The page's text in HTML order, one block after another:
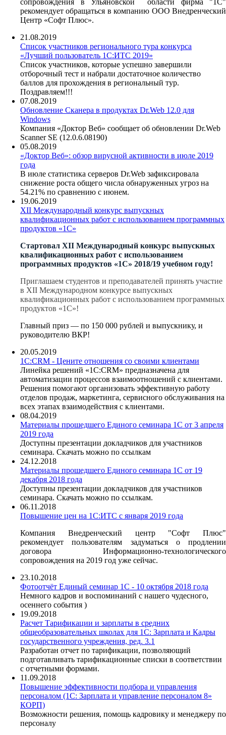
рекомендует обращаться в компанию ООО Внедренческий
Центр «Софт Плюс».
21.08.2019
Список участников регионального тура конкурса
«Лучший пользователь 1С:ИТС 2019»
Список участников, которые успешно завершили
отборочный тест и набрали достаточное количество
баллов для прохождения в региональный тур.
Поздравляем!!!
07.08.2019
Обновление Сканера в продуктах Dr.Web 12.0 для
Windows
Компания «Доктор Веб» сообщает об обновлении Dr.Web
Scanner SE (12.0.6.08190)
05.08.2019
«Доктор Веб»: обзор вирусной активности в июле 2019
года
В июле статистика серверов Dr.Web зафиксировала
снижение роста общего числа обнаруженных угроз на
54.21% по сравнению с июнем.
19.06.2019
XII Международный конкурс выпускных
квалификационных работ с использованием программных
продуктов «1С»
Стартовал XII Международный конкурс выпускных
квалификационных работ с использованием
программных продуктов «1С» 2018/19 учебном году!
Приглашаем студентов и преподавателей принять участие
в XII Международном конкурсе выпускных
квалификационных работ с использованием программных
продуктов «1С»!
Главный приз — по 150 000 рублей и выпускнику, и
руководителю ВКР!
20.05.2019
1С:CRM - Цените отношения со своими клиентами
Линейка решений «1С:CRM» предназначена для
автоматизации процессов взаимоотношений с клиентами.
Решения помогают организовать эффективную работу
отделов продаж, маркетинга, сервисного обслуживания на
всех этапах взаимодействия с клиентами.
08.04.2019
Материалы прошедшего Единого семинара 1С от 3 апреля
2019 года
Доступны презентации докладчиков для участников
семинара. Скачать можно по ссылкам
24.12.2018
Материалы прошедшего Единого семинара 1С от 19
декабря 2018 года
Доступны презентации докладчиков для участников
семинара. Скачать можно по ссылкам.
06.11.2018
Повышение цен на 1С:ИТС с января 2019 года
Компания Внедренческий центр "Софт Плюс"
рекомендует пользователям задуматься о продлении
договора Информационно-технологического
сопровождения на 2019 год уже сейчас.
23.10.2018
Фотоотчёт Единый семинар 1С - 10 октября 2018 года
Немного кадров и воспоминаний с нашего чудесного,
осеннего события )
19.09.2018
Расчет Тарификации и зарплаты в средних
общеобразовательных школах для 1С: Зарплата и Кадры
государственного учреждения, ред. 3.1
Разработан отчет по тарификации, позволяющий
подготавливать тарификационные списки в соответствии
с отчетными формами.
11.09.2018
Повышение эффективности подбора и управления
персоналом (1С: Зарплата и управление персоналом 8»
КОРП)
Возможности решения, помощь кадровику и менеджеру по
персоналу